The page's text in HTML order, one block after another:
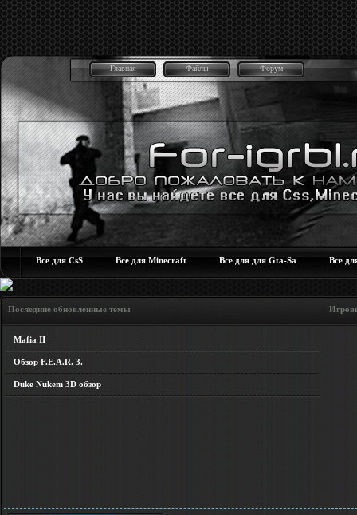
Главная Файлы Форум
Все для CsS Все для Minecraft Все для для Gta-Sa Все
Последние обновленные темы Игровые
Mafia II
Обзор F.E.A.R. 3.
Duke Nukem 3D обзор